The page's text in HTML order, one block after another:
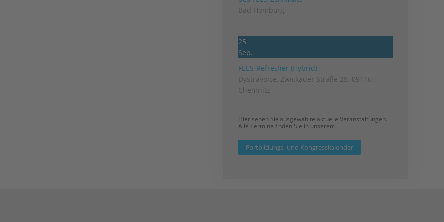
Bad Homburg
25
Sep.
FEES-Refresher (Hybrid)
Dystravoice, Zwickauer Straße 29, 09116
Chemnitz
Hier sehen Sie ausgewählte aktuelle Veranstaltungen.
Alle Termine finden Sie in unserem
Fortbildungs- und Kongresskalender